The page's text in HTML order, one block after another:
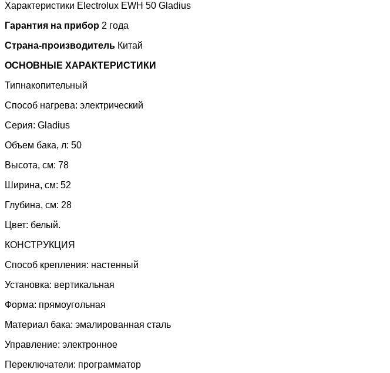
Характеристики Electrolux EWH 50 Gladius
Гарантия на прибор 2 года
Страна-производитель Китай
ОСНОВНЫЕ ХАРАКТЕРИСТИКИ
Типнакопительный
Способ нагрева: электрический
Серия: Gladius
Объем бака, л: 50
Высота, см: 78
Ширина, см: 52
Глубина, см: 28
Цвет: белый.
КОНСТРУКЦИЯ
Способ крепления: настенный
Установка: вертикальная
Форма: прямоугольная
Материал бака: эмалированная сталь
Управление: электронное
Переключатели: программатор